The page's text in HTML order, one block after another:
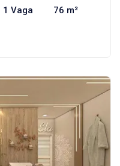
1 Vaga 76 m²